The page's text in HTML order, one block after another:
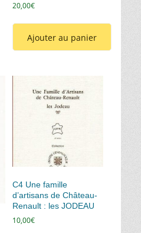
20,00€
Ajouter au panier
C4 Une famille
d’artisans de Château-
Renault : les JODEAU
10,00€